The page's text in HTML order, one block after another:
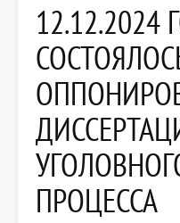
12.12.2024
ПРОЦЕССА